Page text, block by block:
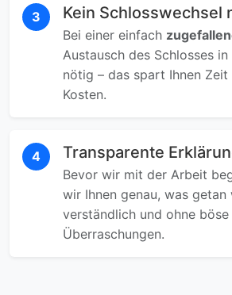
3 Kein Schlosswechsel
Bei einer einfach
Austausch des Schlosses
nötig – das spart Ihnen
Kosten.
4 Transparente
Bevor wir mit der Arbeit
wir Ihnen genau, was getan
verständlich und ohne böse
Überraschungen.